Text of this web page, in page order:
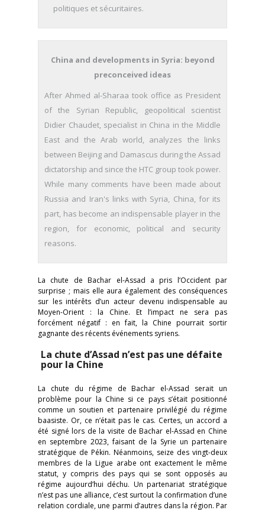
politiques et sécuritaires.
China and developments in Syria: beyond
preconceived ideas
After Ahmed al-Sharaa took office as President
of the Syrian Republic, geopolitical scientist
Didier Chaudet, specialist in China in the Middle
East and the Arab world, analyzes the links
between Beijing and Damascus during the Assad
dictatorship and since the HTC group took power.
While many comments have been made about
Russia and Iran's links with Syria, China, for its
part, has become an indispensable player in the
region, for economic, political and security
reasons.
La chute de Bachar el-Assad a pris l’Occident par
surprise ; mais elle aura également des conséquences
sur les intérêts d’un acteur devenu indispensable au
Moyen-Orient : la Chine. Et l’impact ne sera pas
forcément négatif : en fait, la Chine pourrait sortir
gagnante des récents événements syriens.
La chute d’Assad n’est pas une défaite
pour la Chine
La chute du régime de Bachar el-Assad serait un
problème pour la Chine si ce pays s’était positionné
comme un soutien et partenaire privilégié du régime
baasiste. Or, ce n’était pas le cas. Certes, un accord a
été signé lors de la visite de Bachar el-Assad en Chine
en septembre 2023, faisant de la Syrie un partenaire
stratégique de Pékin. Néanmoins, seize des vingt-deux
membres de la Ligue arabe ont exactement le même
statut, y compris des pays qui se sont opposés au
régime aujourd’hui déchu. Un partenariat stratégique
n’est pas une alliance, c’est surtout la confirmation d’une
relation cordiale, une parmi d’autres dans la région. Par